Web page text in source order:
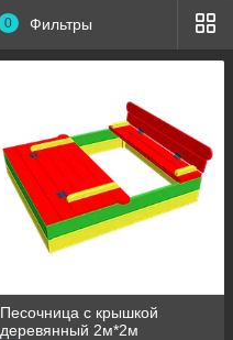
0 Фильтры
Песочница с крышкой
деревянный 2м*2м